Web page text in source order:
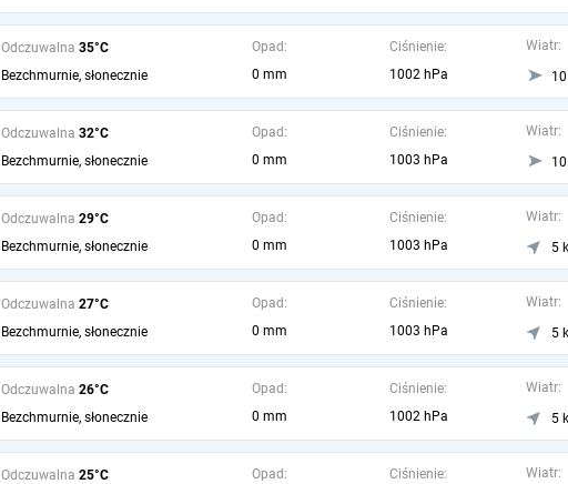
Odczuwalna 35°C
Bezchmurnie, słonecznie
Opad:
0 mm
Ciśnienie:
1002 hPa
Wiatr:
Odczuwalna 32°C
Bezchmurnie, słonecznie
Opad:
0 mm
Ciśnienie:
1003 hPa
Wiatr:
Odczuwalna 29°C
Bezchmurnie, słonecznie
Opad:
0 mm
Ciśnienie:
1003 hPa
Wiatr:
5
Odczuwalna 27°C
Bezchmurnie, słonecznie
Opad:
0 mm
Ciśnienie:
1003 hPa
Wiatr:
5
Odczuwalna 26°C
Bezchmurnie, słonecznie
Opad:
0 mm
Ciśnienie:
1002 hPa
Wiatr:
5
Odczuwalna 25°C
Opad:
Ciśnienie:
Wiatr: